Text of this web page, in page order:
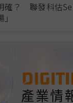
確？ 聯發科估